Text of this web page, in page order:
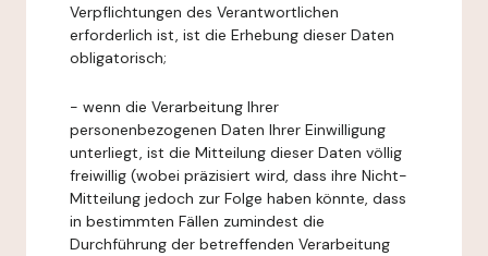
Verpflichtungen des Verantwortlichen
erforderlich ist, ist die Erhebung dieser Daten
obligatorisch;
- wenn die Verarbeitung Ihrer
personenbezogenen Daten Ihrer Einwilligung
unterliegt, ist die Mitteilung dieser Daten völlig
freiwillig (wobei präzisiert wird, dass ihre Nicht-
Mitteilung jedoch zur Folge haben könnte, dass
in bestimmten Fällen zumindest die
Durchführung der betreffenden Verarbeitung